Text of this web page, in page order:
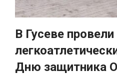
В Гусеве
Дню защитника